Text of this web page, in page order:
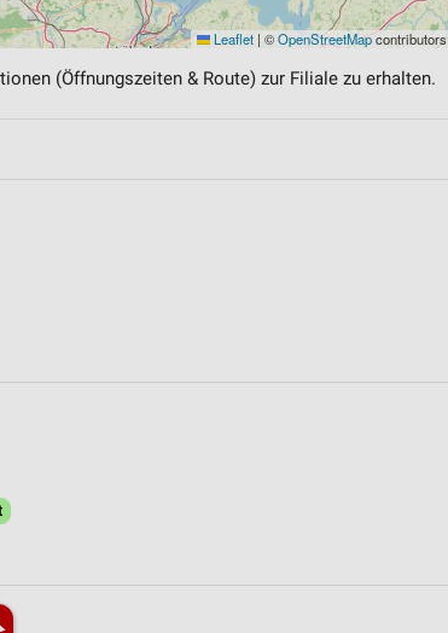
Leaflet | ©OpenStreetMapcontributors
(Öffnungszeiten & Route) zur Filiale zu erhalten.